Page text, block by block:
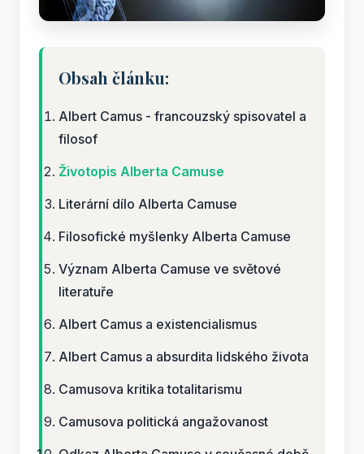
Obsah článku:
Albert Camus - francouzský spisovatel a
filosof
Životopis Alberta Camuse
Literární dílo Alberta Camuse
Filosofické myšlenky Alberta Camuse
Význam Alberta Camuse ve světové
literatuře
Albert Camus a existencialismus
Albert Camus a absurdita lidského života
Camusova kritika totalitarismu
Camusova politická angažovanost